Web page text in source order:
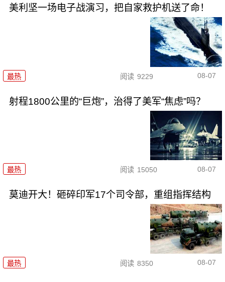
美利坚一场电子战演习，把自家救护机送了命！
最热 阅读 9229 08-07
射程1800公里的“巨炮”，治得了美军“焦虑”吗？
最热 阅读 15050 08-07
莫迪开大！砸碎印军17个司令部，重组指挥结构
最热 阅读 8350 08-07